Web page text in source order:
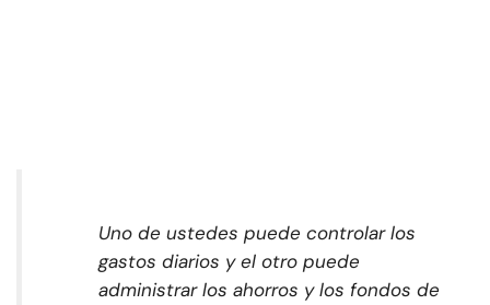
Uno de ustedes puede controlar los
gastos diarios y el otro puede
administrar los ahorros y los fondos de